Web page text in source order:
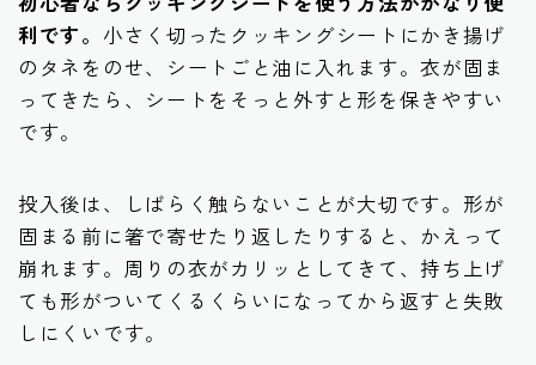
利です。 小さく切ったクッキングシートにかき揚げ
のタネをのせ、シートごと油に入れます。衣が固ま
ってきたら、シートをそっと外すと形を保きやすい
です。
投入後は、しばらく触らないことが大切です。形が
固まる前に箸で寄せたり返したりすると、かえって
崩れます。周りの衣がカリッとしてきて、持ち上げ
ても形がついてくるくらいになってから返すと失敗
しにくいです。